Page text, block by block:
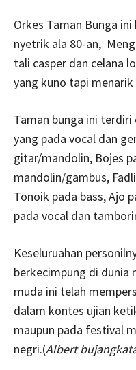
Orkes Taman Bunga
nyetrik ala 80-an,
tali casper dan celana
yang kuno tapi
Taman bunga ini
yang pada vocal dan
gitar/mandolin, Bojes
mandolin/gambus,
Tonoik pada bass, Ajo
pada vocal dan
Keseluruahan
berkecimpung di dunia
muda ini telah
dalam kontes ujian
maupun pada festival
negri.(Albert